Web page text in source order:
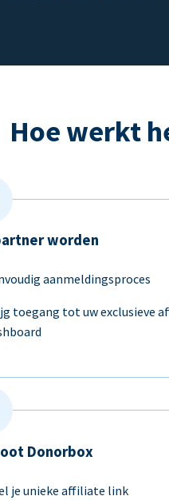
Hoe werkt
worden
aanmeldingsproces
toegang tot uw exclusieve
Donorbox
je unieke affiliate link